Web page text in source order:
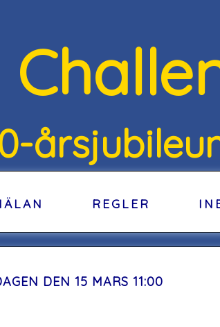
REGLER
DEN 15 MARS 11:00